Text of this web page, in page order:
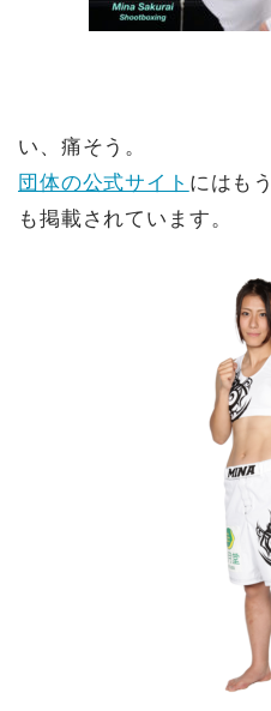
い、痛そう。
団体の公式サイト にはも
も掲載されています。